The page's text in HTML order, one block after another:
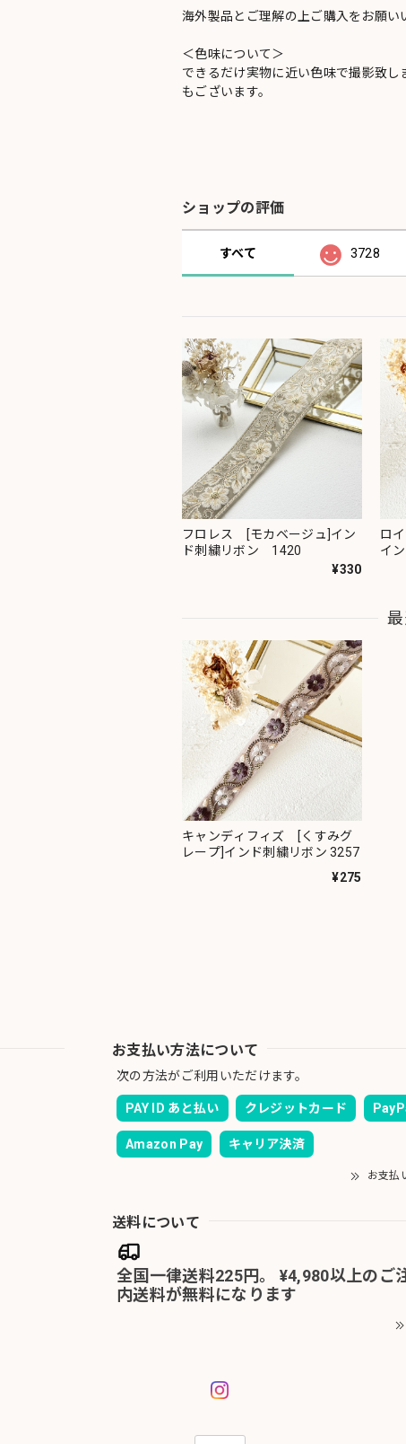
海外製品とご理解の上ご購入をお願い
＜色味について＞
できるだけ実物に近い色味で撮影致
もございます。
ショップの評価
すべて 3728
フロレス [モカベージュ]イン
ド刺繍リボン 1420
¥330
ロ
イ
キャンディフィズ [くすみグ
レープ]インド刺繍リボン 3257
¥275
お支払い方法について
次の方法がご利用いただけます。
PAY ID あと払い クレジットカード
Amazon Pay キャリア決済
お支払
送料について
全国一律送料225円。 ¥4,980以上のご
内送料が無料になります